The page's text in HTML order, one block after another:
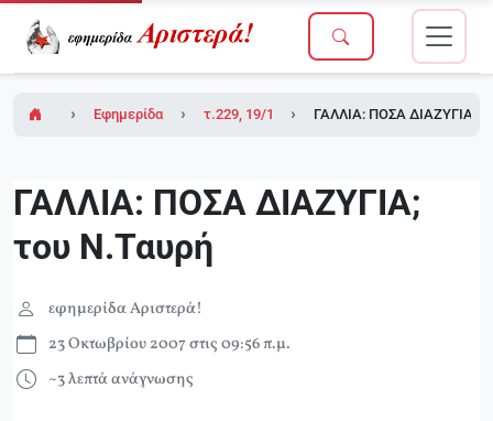
Εφημερίδα Αριστερά!τ.229, 19/10/2007 (σε ένθετο οι σελίδες
ΓΑΛΛΙΑ: ΠΟΣΑ ΔΙΑΖΥΓΙΑ;
ΓΑΛΛΙΑ: ΠΟΣΑ ΔΙΑΖΥΓΙΑ;
του Ν.Ταυρή
εφημερίδα Αριστερά!
23 Οκτωβρίου 2007 στις 09:56 π.μ.
~3 λεπτά ανάγνωσης